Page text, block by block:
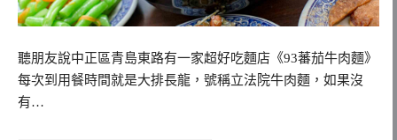
聽朋友說中正區青島東路有一家超好吃麵店《93蕃茄牛肉麵》
每次到用餐時間就是大排長龍，號稱立法院牛肉麵，如果沒
有…